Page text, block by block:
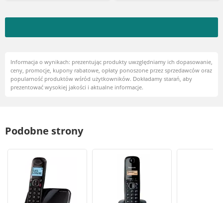
Informacja o wynikach: prezentując produkty uwzględniamy ich dopasowanie,
ceny, promocje, kupony rabatowe, opłaty ponoszone przez sprzedawców oraz
popularność produktów wśród użytkowników. Dokładamy starań, aby
prezentować wysokiej jakości i aktualne informacje.
Podobne strony